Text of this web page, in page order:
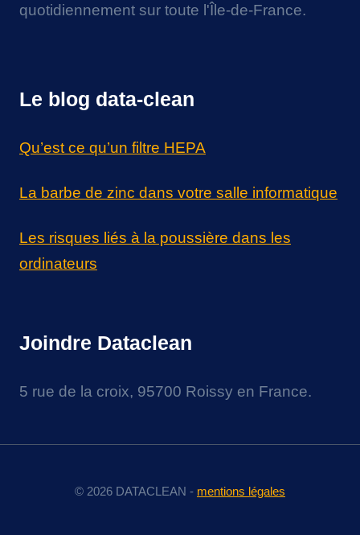
quotidiennement sur toute l'Île-de-France.
Le blog data-clean
Qu’est ce qu’un filtre HEPA
La barbe de zinc dans votre salle informatique
Les risques liés à la poussière dans les
ordinateurs
Joindre Dataclean
5 rue de la croix, 95700 Roissy en France.
© 2026 DATACLEAN - mentions légales